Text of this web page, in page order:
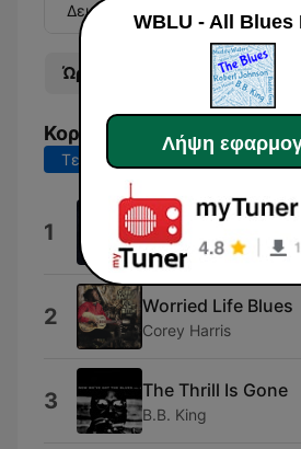
Δευ Πέμ
Ώρα Πρόγραμμα
Κορυφαία τραγούδια
Τελευταίες 7 ημέρες
1 Dear Mr. Fantasy
Stephen Stills
2 Worried Life Blues
Corey Harris
3 The Thrill Is Gone
B.B. King
WBLU - All Blues
Λήψη